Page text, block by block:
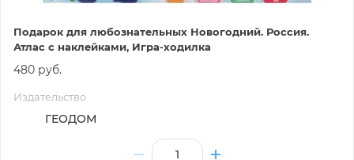
Подарок для любознательных Новогодний. Россия.
Атлас с наклейками, Игра-ходилка
480 руб.
Издательство
ГЕОДОМ